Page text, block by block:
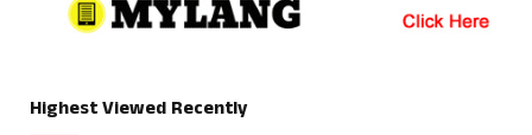
Highest Viewed Recently